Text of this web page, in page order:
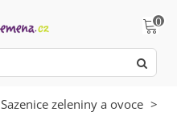
0
Sazenice zeleniny a ovoce >